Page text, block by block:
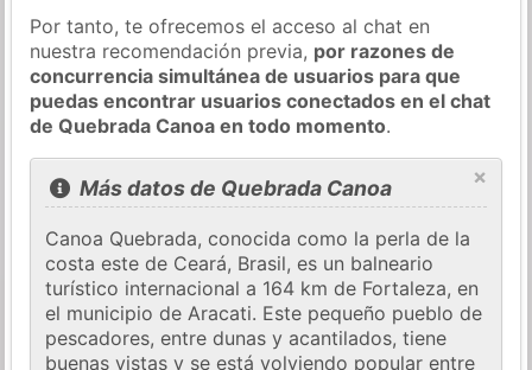
Por tanto, te ofrecemos el acceso al chat en
nuestra recomendación previa, por razones de
concurrencia simultánea de usuarios para que
puedas encontrar usuarios conectados en el chat
de Quebrada Canoa en todo momento.
×
Más datos de Quebrada Canoa
Canoa Quebrada, conocida como la perla de la
costa este de Ceará, Brasil, es un balneario
turístico internacional a 164 km de Fortaleza, en
el municipio de Aracati. Este pequeño pueblo de
pescadores, entre dunas y acantilados, tiene
buenas vistas y se está volviendo popular entre